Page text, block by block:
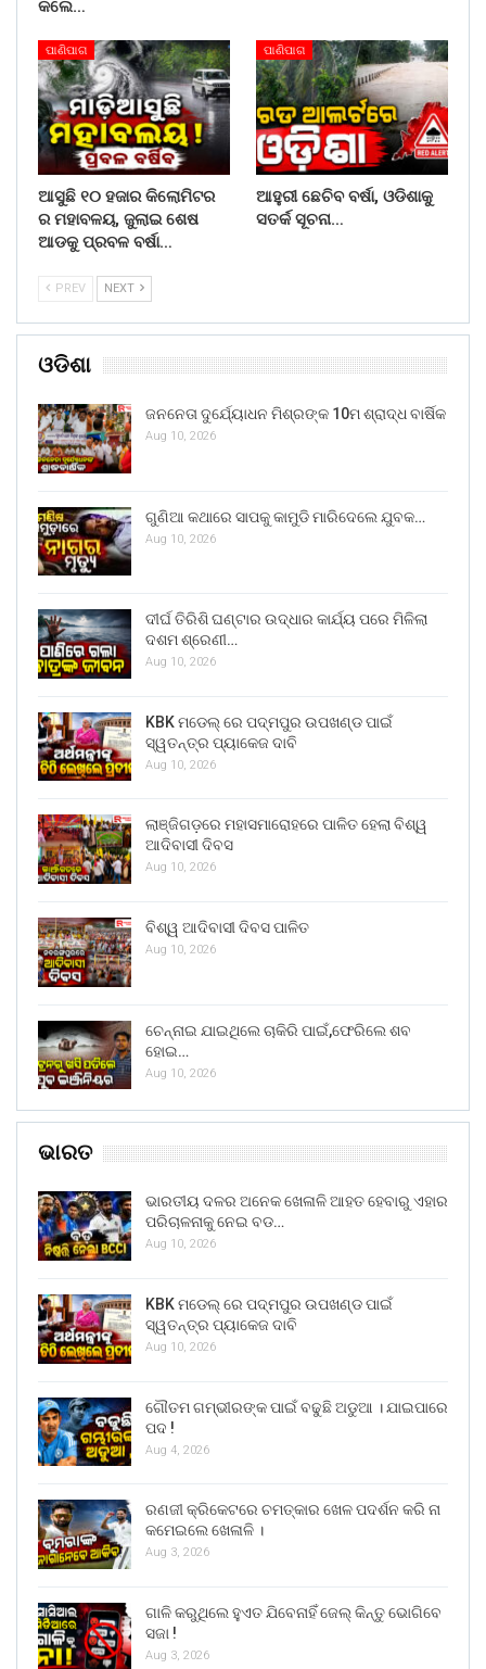
କଲେ…
ପାଣିପାଗ
ଆସୁଛି ୧୦ ହଜାର କିଲୋମିଟର
ର ମହାବଳୟ, ଜୁଲାଇ ଶେଷ
ଆଡକୁ ପ୍ରବଳ ବର୍ଷା…
ପାଣିପାଗ
ଆହୁରୀ ଛେଚିବ ବର୍ଷା, ଓଡିଶାକୁ
ସତର୍କ ସୂଚନା…
PREV NEXT
ଓଡିଶା
ଜନନେତା ଦୁର୍ଯ୍ୟୋଧନ ମିଶ୍ରଙ୍କ 10ମ ଶ୍ରାଦ୍ଧ ବାର୍ଷିକ
Aug 10, 2026
ଗୁଣିଆ କଥାରେ ସାପକୁ କାମୁଡି ମାରିଦେଲେ ଯୁବକ…
Aug 10, 2026
ଦୀର୍ଘ ତିରିଶି ଘଣ୍ଟାର ଉଦ୍ଧାର କାର୍ଯ୍ୟ ପରେ ମିଳିଲା
ଦଶମ ଶ୍ରେଣୀ…
Aug 10, 2026
KBK ମଡେଲ୍ ରେ ପଦ୍ମପୁର ଉପଖଣ୍ଡ ପାଇଁ
ସ୍ୱତନ୍ତ୍ର ପ୍ୟାକେଜ ଦାବି
Aug 10, 2026
ଲାଞ୍ଜିଗଡ଼ରେ ମହାସମାରୋହରେ ପାଳିତ ହେଲା ବିଶ୍ୱ
ଆଦିବାସୀ ଦିବସ
Aug 10, 2026
ବିଶ୍ୱ ଆଦିବାସୀ ଦିବସ ପାଳିତ
Aug 10, 2026
ଚେନ୍ନାଇ ଯାଇଥିଲେ ଚାକିରି ପାଇଁ,ଫେରିଲେ ଶବ
ହୋଇ…
Aug 10, 2026
ଭାରତ
ଭାରତୀୟ ଦଳର ଅନେକ ଖେଳାଳି ଆହତ ହେବାରୁ ଏହାର
ପରିଚାଳନାକୁ ନେଇ ବଡ…
Aug 10, 2026
KBK ମଡେଲ୍ ରେ ପଦ୍ମପୁର ଉପଖଣ୍ଡ ପାଇଁ
ସ୍ୱତନ୍ତ୍ର ପ୍ୟାକେଜ ଦାବି
Aug 10, 2026
ଗୌତମ ଗମ୍ଭୀରଙ୍କ ପାଇଁ ବଢୁଛି ଅଡୁଆ । ଯାଇପାରେ
ପଦ !
Aug 4, 2026
ରଣଜୀ କ୍ରିକେଟରେ ଚମତ୍କାର ଖେଳ ପଦର୍ଶନ କରି ନା
କମେଇଲେ ଖେଳାଳି ।
Aug 3, 2026
ଗାଳି କରୁଥିଲେ ହୁଏତ ଯିବେନାହିଁ ଜେଲ୍ କିନ୍ତୁ ଭୋଗିବେ
ସଜା !
Aug 3, 2026